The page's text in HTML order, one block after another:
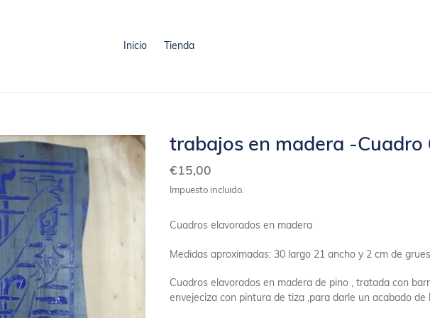
Inicio Tienda
trabajos en madera -Cuadro
Precio
habitual
€15,00
Impuesto incluido.
Cuadros elavorados en madera
Medidas aproximadas: 30 largo 21 ancho y 2 cm de
Cuadros elavorados en madera de pino , tratada con
envejeciza con pintura de tiza ,para darle un acabado de